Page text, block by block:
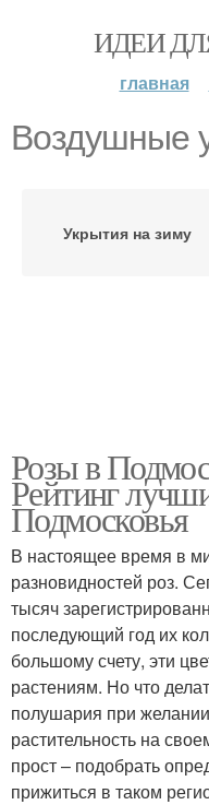
ИДЕИ
главная
Воздушные
Укрытия на зиму
Розы в
Рейтинг
Подмосковья
В настоящее время в
разновидностей роз.
тысяч
последующий год их
большому счету, эти
растениям. Но что
полушария при
растительность на
прост – подобрать
прижиться в таком